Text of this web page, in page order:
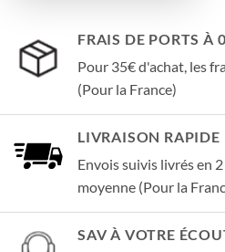
FRAIS DE PORTS À
Pour 35€ d'achat, les
(Pour la France)
LIVRAISON RAPIDE
Envois suivis livrés en
moyenne (Pour la
SAV À VOTRE